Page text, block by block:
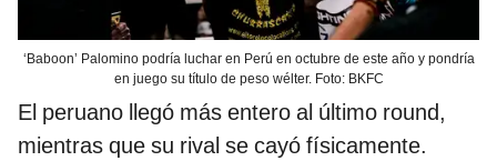
‘Baboon’ Palomino podría luchar en Perú en octubre de este año y pondría
en juego su título de peso wélter. Foto: BKFC
El peruano llegó más entero al último round,
mientras que su rival se cayó físicamente.